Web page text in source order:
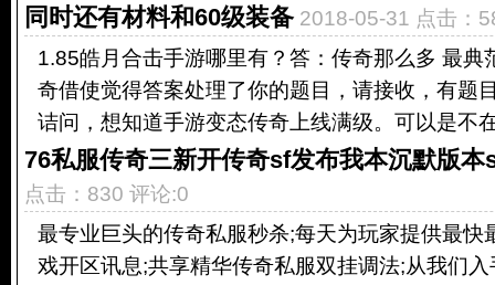
同时还有材料和60级装备 2018-05-31 点击：
1.85皓月合击手游哪里有？答：传奇那么多 最典
奇借使觉得答案处理了你的题目，请接收，有题
诘问，想知道手游变态传奇上线满级。可以是不
76私服传奇三新开传奇sf发布我本沉默版本
点击：830 评论:0
最专业巨头的传奇私服秒杀;每天为玩家提供最快
戏开区讯息;共享精华传奇私服双挂调法;从我们